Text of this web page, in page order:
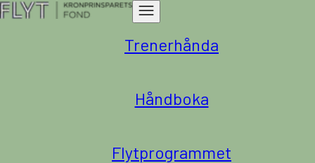
Trenerhånda
Håndboka
Flytprogrammet